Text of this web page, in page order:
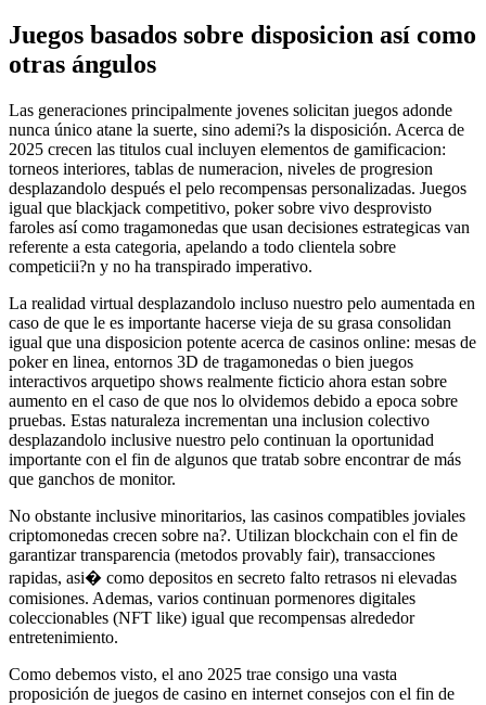
Juegos basados sobre disposicion así­ como
otras ángulos
Las generaciones principalmente jovenes solicitan juegos adonde
nunca único atane la suerte, sino ademi?s la disposición. Acerca de
2025 crecen las titulos cual incluyen elementos de gamificacion:
torneos interiores, tablas de numeracion, niveles de progresion
desplazandolo después el pelo recompensas personalizadas. Juegos
igual que blackjack competitivo, poker sobre vivo desprovisto
faroles así­ como tragamonedas que usan decisiones estrategicas van
referente a esta categoria, apelando a todo clientela sobre
competicii?n y no ha transpirado imperativo.
La realidad virtual desplazandolo incluso nuestro pelo aumentada en
caso de que le es importante hacerse vieja de su grasa consolidan
igual que una disposicion potente acerca de casinos online: mesas de
poker en linea, entornos 3D de tragamonedas o bien juegos
interactivos arquetipo shows realmente ficticio ahora estan sobre
aumento en el caso de que nos lo olvidemos debido a epoca sobre
pruebas. Estas naturaleza incrementan una inclusion colectivo
desplazandolo inclusive nuestro pelo continuan la oportunidad
importante con el fin de algunos que tratab sobre encontrar de más
que ganchos de monitor.
No obstante inclusive minoritarios, las casinos compatibles joviales
criptomonedas crecen sobre na?. Utilizan blockchain con el fin de
garantizar transparencia (metodos provably fair), transacciones
rapidas, asi� como depositos en secreto falto retrasos ni elevadas
comisiones. Ademas, varios continuan pormenores digitales
coleccionables (NFT like) igual que recompensas alrededor
entretenimiento.
Como debemos visto, el ano 2025 trae consigo una vasta
proposición de juegos de casino en internet consejos con el fin de